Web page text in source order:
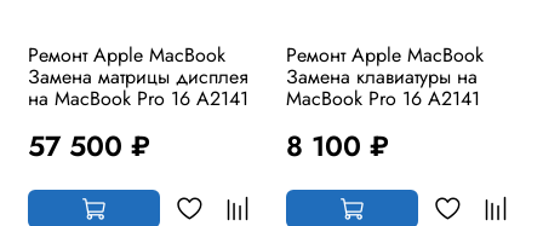
Ремонт Apple MacBook
Замена матрицы дисплея
на MacBook Pro 16 A2141
57 500 ₽
Ремонт Apple MacBook
Замена клавиатуры на
MacBook Pro 16 A2141
8 100 ₽